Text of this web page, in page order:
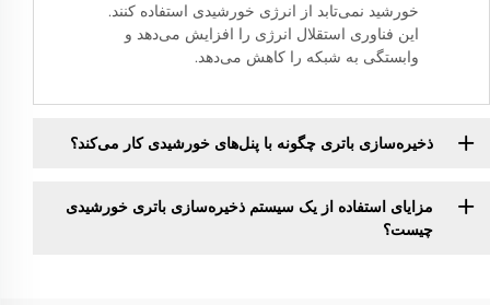
خورشید نمی‌تابد از انرژی خورشیدی استفاده کنند.
این فناوری استقلال انرژی را افزایش می‌دهد و
وابستگی به شبکه را کاهش می‌دهد.
ذخیره‌سازی باتری چگونه با پنل‌های خورشیدی کار می‌کند؟
مزایای استفاده از یک سیستم ذخیره‌سازی باتری خورشیدی
چیست؟